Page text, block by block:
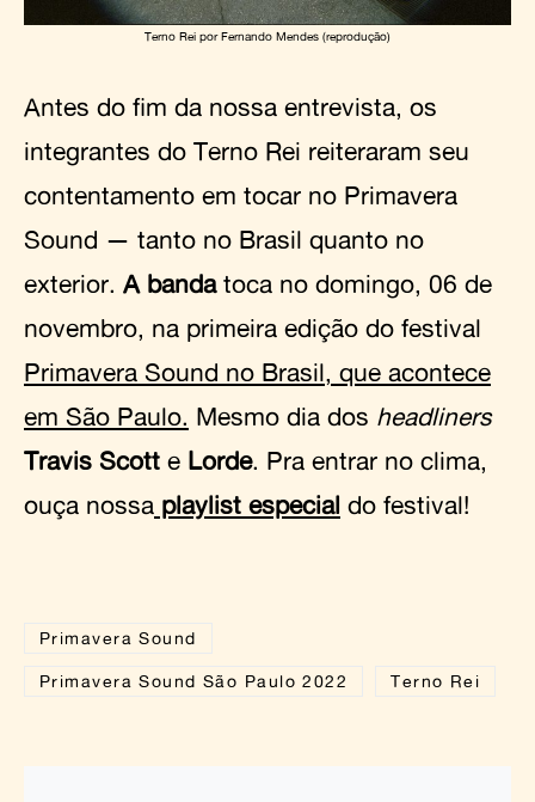
Terno Rei por Fernando Mendes (reprodução)
Antes do fim da nossa entrevista, os
integrantes do Terno Rei reiteraram seu
contentamento em tocar no Primavera
Sound — tanto no Brasil quanto no
exterior. A banda toca no domingo, 06 de
novembro, na primeira edição do festival
Primavera Sound no Brasil, que acontece
em São Paulo. Mesmo dia dos headliners
Travis Scott e Lorde. Pra entrar no clima,
ouça nossa playlist especial do festival!
Primavera Sound
Primavera Sound São Paulo 2022 Terno Rei